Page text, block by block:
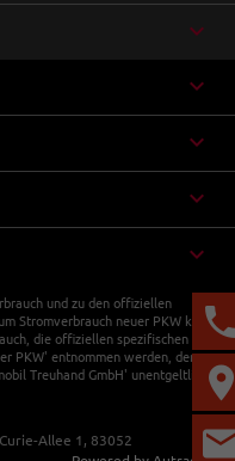
und zu den offiziellen
Stromverbrauch neuer PKW können
die offiziellen spezifischen CO
PKW' entnommen werden, der an
Treuhand GmbH' unentgeltlich
Allee 1 , 83052